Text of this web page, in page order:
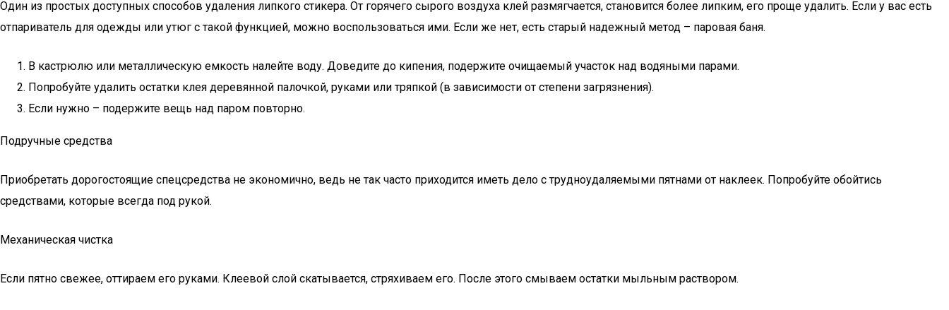
Один из простых доступных способов удаления липкого стикера. От горячего сырого воздуха клей размягчается, становится более липким, его проще удалить. Если у вас есть
отпариватель для одежды или утюг с такой функцией, можно воспользоваться ими. Если же нет, есть старый надежный метод – паровая баня.
В кастрюлю или металлическую емкость налейте воду. Доведите до кипения, подержите очищаемый участок над водяными парами.
Попробуйте удалить остатки клея деревянной палочкой, руками или тряпкой (в зависимости от степени загрязнения).
Если нужно – подержите вещь над паром повторно.
Подручные средства
Приобретать дорогостоящие спецсредства не экономично, ведь не так часто приходится иметь дело с трудноудаляемыми пятнами от наклеек. Попробуйте обойтись
средствами, которые всегда под рукой.
Механическая чистка
Если пятно свежее, оттираем его руками. Клеевой слой скатывается, стряхиваем его. После этого смываем остатки мыльным раствором.